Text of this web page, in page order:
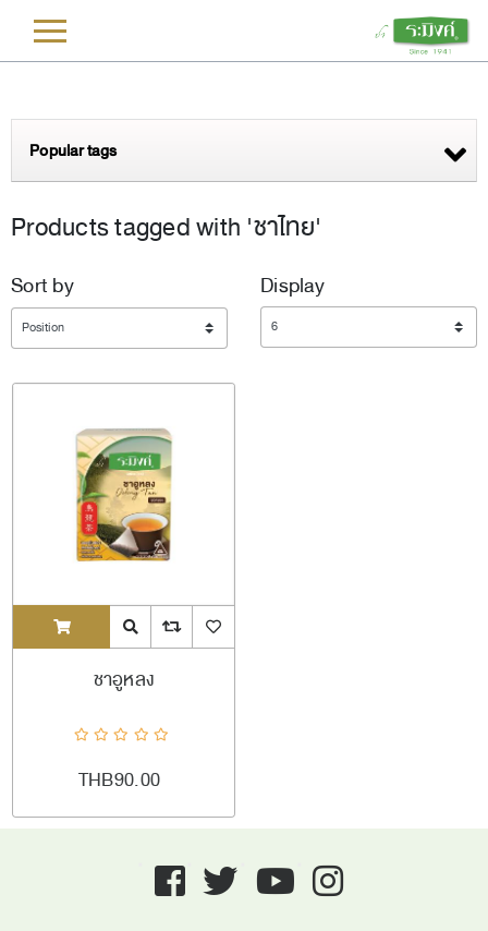
Popular tags
Products tagged with 'ชาไทย'
Sort by
Display
Display
ADDTOCART Quick ViewAddToCompareList
AddToWishlist
ชาอูหลง
THB90.00
Facebook twitter youtube instagram